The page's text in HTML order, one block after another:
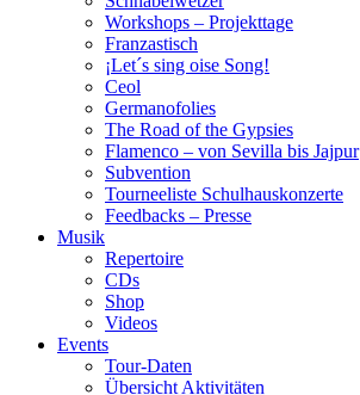
Workshops – Projekttage
Franzastisch
¡Let´s sing oise Song!
Ceol
Germanofolies
The Road of the Gypsies
Flamenco – von Sevilla bis Jajpur
Subvention
Tourneeliste Schulhauskonzerte
Feedbacks – Presse
Musik
Repertoire
CDs
Shop
Videos
Events
Tour-Daten
Übersicht Aktivitäten